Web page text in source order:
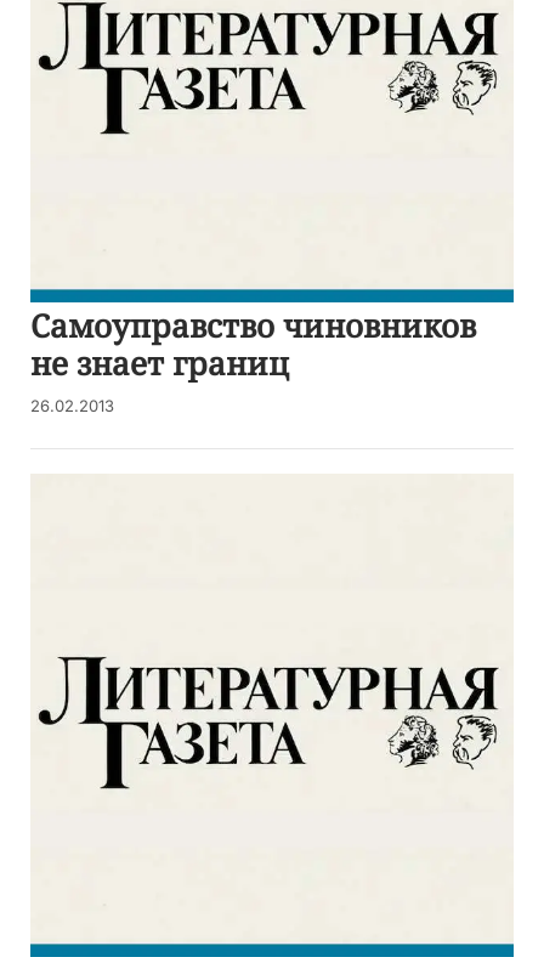
Самоуправство чиновников
не знает границ
26.02.2013